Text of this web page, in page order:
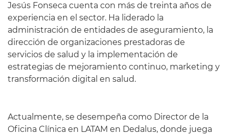
Jesús Fonseca cuenta con más de treinta años de
experiencia en el sector. Ha liderado la
administración de entidades de aseguramiento, la
dirección de organizaciones prestadoras de
servicios de salud y la implementación de
estrategias de mejoramiento continuo, marketing y
transformación digital en salud.
Actualmente, se desempeña como Director de la
Oficina Clínica en LATAM en Dedalus, donde juega